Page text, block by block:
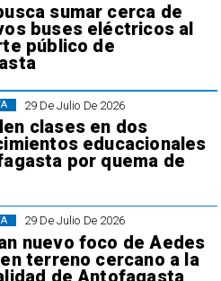
sumar cerca de
buses eléctricos al
público de
29 De Julio De 2026
clases en dos
educacionales
por quema de
29 De Julio De 2026
nuevo foco de Aedes
terreno cercano a la
de Antofagasta